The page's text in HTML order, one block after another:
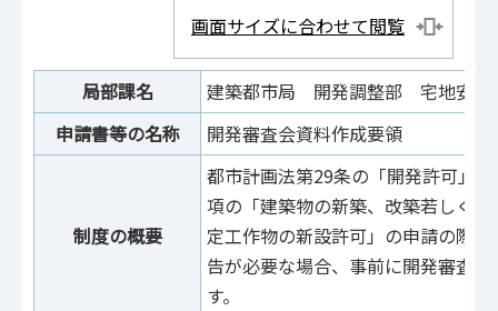
画面サイズに合わせて閲覧
局部課名
建築都市局 開発調整部 宅地安全
申請書等の名称
開発審査会資料作成要領
制度の概要
都市計画法第29条の「開発許可」
項の「建築物の新築、改築若しく
定工作物の新設許可」の申請の際
告が必要な場合、事前に開発審査
す。